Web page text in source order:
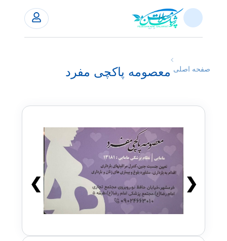
صفحه اصلی معصومه پاکچی مفرد
❮
❯